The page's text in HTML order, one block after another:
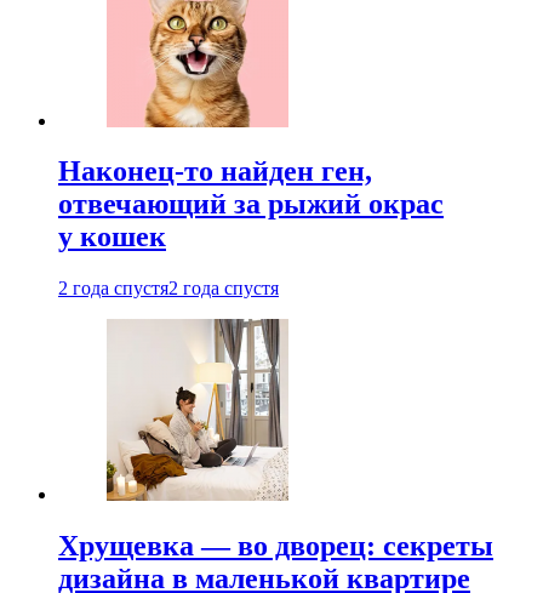
Наконец-то найден ген,
отвечающий за рыжий окрас
у кошек
2 года спустя2 года спустя
Хрущевка — во дворец: секреты
дизайна в маленькой квартире